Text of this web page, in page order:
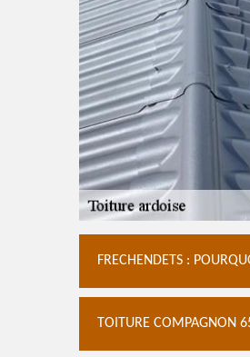
FRECHENDETS :
TOITURE COMPAGNON